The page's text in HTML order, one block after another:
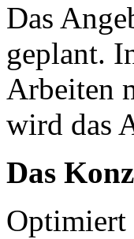
Das
geplant.
Arbeiten
wird das
Das